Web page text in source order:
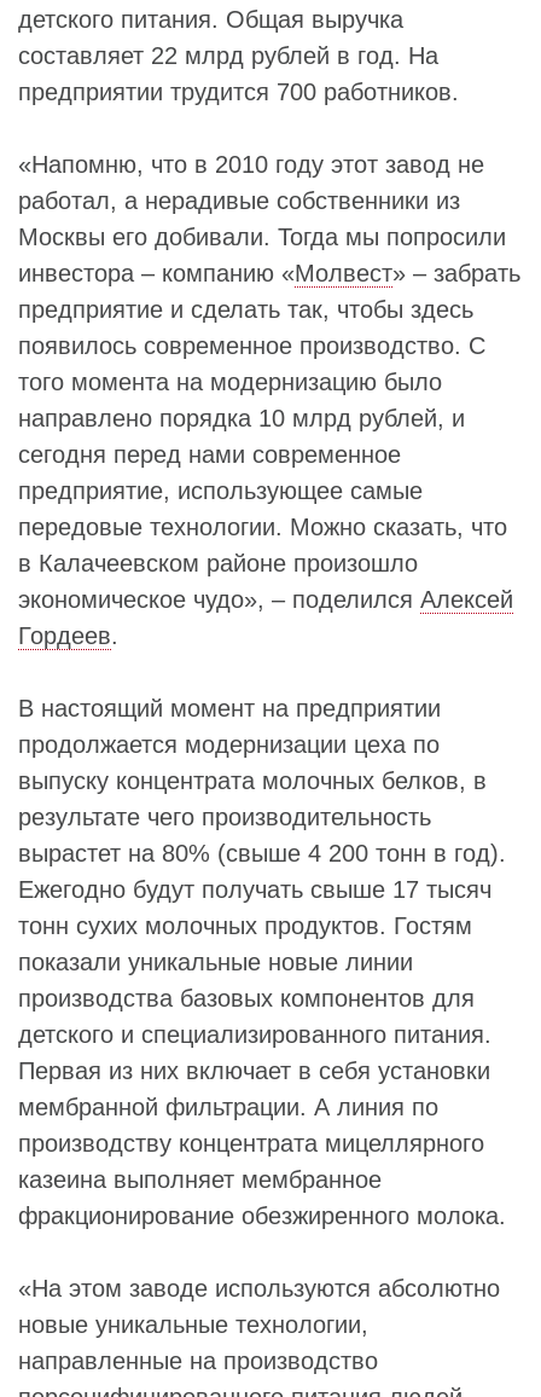
детского питания. Общая выручка
составляет 22 млрд рублей в год. На
предприятии трудится 700 работников.
«Напомню, что в 2010 году этот завод не
работал, а нерадивые собственники из
Москвы его добивали. Тогда мы попросили
инвестора – компанию «Молвест» – забрать
предприятие и сделать так, чтобы здесь
появилось современное производство. С
того момента на модернизацию было
направлено порядка 10 млрд рублей, и
сегодня перед нами современное
предприятие, использующее самые
передовые технологии. Можно сказать, что
в Калачеевском районе произошло
экономическое чудо», – поделился Алексей
Гордеев.
В настоящий момент на предприятии
продолжается модернизации цеха по
выпуску концентрата молочных белков, в
результате чего производительность
вырастет на 80% (свыше 4 200 тонн в год).
Ежегодно будут получать свыше 17 тысяч
тонн сухих молочных продуктов. Гостям
показали уникальные новые линии
производства базовых компонентов для
детского и специализированного питания.
Первая из них включает в себя установки
мембранной фильтрации. А линия по
производству концентрата мицеллярного
казеина выполняет мембранное
фракционирование обезжиренного молока.
«На этом заводе используются абсолютно
новые уникальные технологии,
направленные на производство